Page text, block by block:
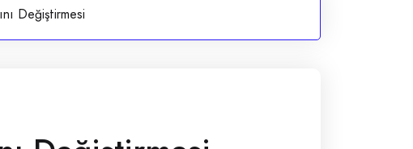
Değiştirmesi